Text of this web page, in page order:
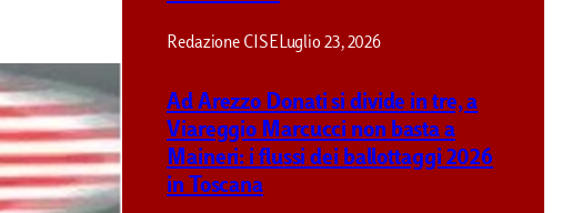
Redazione CISE Luglio 23, 2026
Ad Arezzo Donati si divide in tre, a
Viareggio Marcucci non basta a
Maineri: i flussi dei ballottaggi 2026
in Toscana